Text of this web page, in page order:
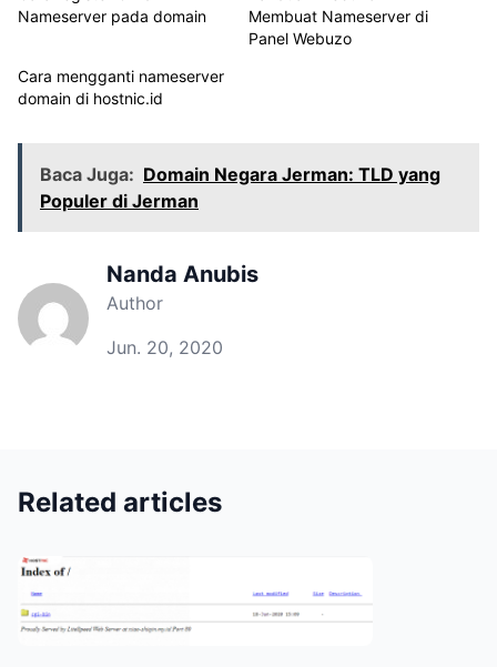
Nameserver pada domain
Membuat Nameserver di
Panel Webuzo
Cara mengganti nameserver
domain di hostnic.id
Baca Juga: Domain Negara Jerman: TLD yang
Populer di Jerman
Nanda Anubis
Author
Jun. 20, 2020
Related articles